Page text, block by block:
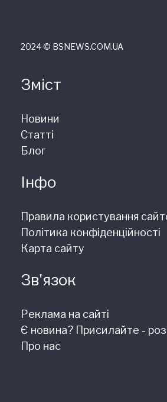
2024 © ВSNEWS.COM.UA
Зміст
Новини
Статті
Блог
Інфо
Правила користування
Політика конфіденційності
Карта сайту
Зв'язок
Реклама на сайті
Є новина? Присилайте -
Про нас